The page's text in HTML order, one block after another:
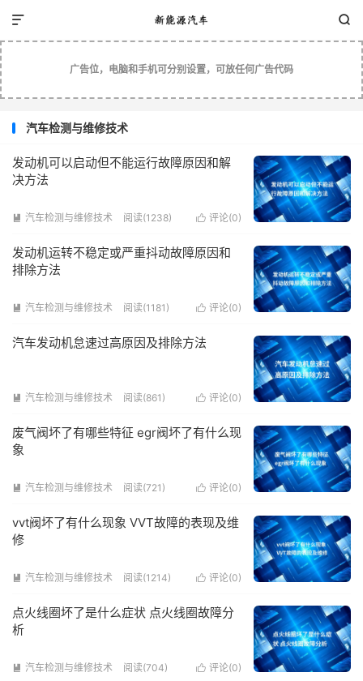


广告位，电脑和手机可分别设置，可放任何广告代码
汽车检测与维修技术
发动机可以启动但不能运行故障原因和解
决方法
 汽车检测与维修技术 阅读(1238)  评论(0)
发动机运转不稳定或严重抖动故障原因和
排除方法
 汽车检测与维修技术 阅读(1181)  评论(0)
汽车发动机怠速过高原因及排除方法
 汽车检测与维修技术 阅读(861)  评论(0)
废气阀坏了有哪些特征 egr阀坏了有什么现
象
 汽车检测与维修技术 阅读(721)  评论(0)
vvt阀坏了有什么现象 VVT故障的表现及维
修
 汽车检测与维修技术 阅读(1214)  评论(0)
点火线圈坏了是什么症状 点火线圈故障分
析
 汽车检测与维修技术 阅读(704)  评论(0)